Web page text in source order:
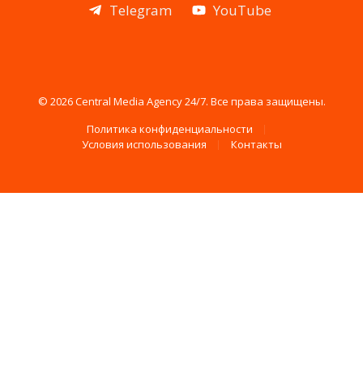
Telegram
YouTube
© 2026 Central Media Agency 24/7. Все права защищены.
Политика конфиденциальности
Условия использования
Контакты